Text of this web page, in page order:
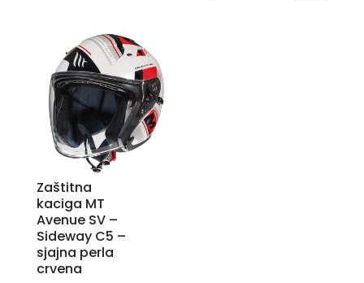
varijanti.
Opcije
se
mogu
odabrati
na
stranici
proizvoda
Zaštitna
kaciga MT
Avenue SV –
Sideway C5 –
sjajna perla
crvena